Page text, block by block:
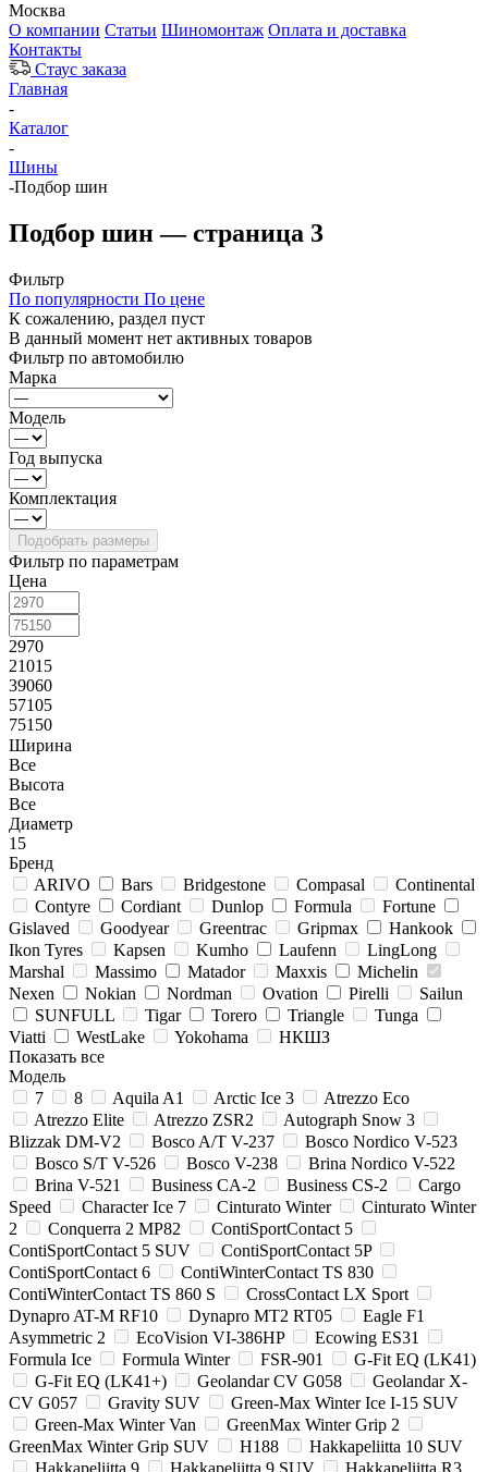
Москва
О компании Статьи Шиномонтаж Оплата и доставка
Контакты
Стаус заказа
Главная
-
Каталог
-
Шины
-Подбор шин
Подбор шин — страница 3
Фильтр
По популярности По цене
К сожалению, раздел пуст
В данный момент нет активных товаров
Фильтр по автомобилю
Марка
Модель
Год выпуска
Комплектация
Фильтр по параметрам
Цена
2970
21015
39060
57105
75150
Ширина
Все
Высота
Все
Диаметр
15
Бренд
ARIVO
Bars Bridgestone Compasal
Continental
Contyre
Cordiant Dunlop Formula
Fortune
Gislaved
Goodyear Greentrac Gripmax
Hankook
Ikon Tyres
Kapsen Kumho Laufenn
LingLong
Marshal
Massimo Matador Maxxis
Michelin
Nexen
Nokian Nordman Ovation Pirelli
Sailun
SUNFULL
Tigar Torero Triangle
Tunga
Viatti
WestLake Yokohama
НКШЗ
Показать все
Модель
7
8 Aquila A1 Arctic Ice 3
Atrezzo Eco
Atrezzo Elite
Atrezzo ZSR2
Autograph Snow 3
Blizzak DM-V2
Bosco A/T V-237
Bosco Nordico V-523
Bosco S/T V-526
Bosco V-238
Brina Nordico V-522
Brina V-521
Business CA-2 Business CS-2
Cargo
Speed
Character Ice 7 Cinturato Winter
Cinturato Winter
2
Conquerra 2 MP82
ContiSportContact 5
ContiSportContact 5 SUV
ContiSportContact 5P
ContiSportContact 6
ContiWinterContact TS 830
ContiWinterContact TS 860 S
CrossContact LX Sport
Dynapro AT-M RF10
Dynapro MT2 RT05
Eagle F1
Asymmetric 2
EcoVision VI-386HP
Ecowing ES31
Formula Ice
Formula Winter FSR-901
G-Fit EQ (LK41)
G-Fit EQ (LK41+)
Geolandar CV G058
Geolandar X-
CV G057
Gravity SUV
Green-Max Winter Ice I-15 SUV
Green-Max Winter Van
GreenMax Winter Grip 2
GreenMax Winter Grip SUV
H188
Hakkapeliitta 10 SUV
Hakkapeliitta 9
Hakkapeliitta 9 SUV
Hakkapeliitta R3